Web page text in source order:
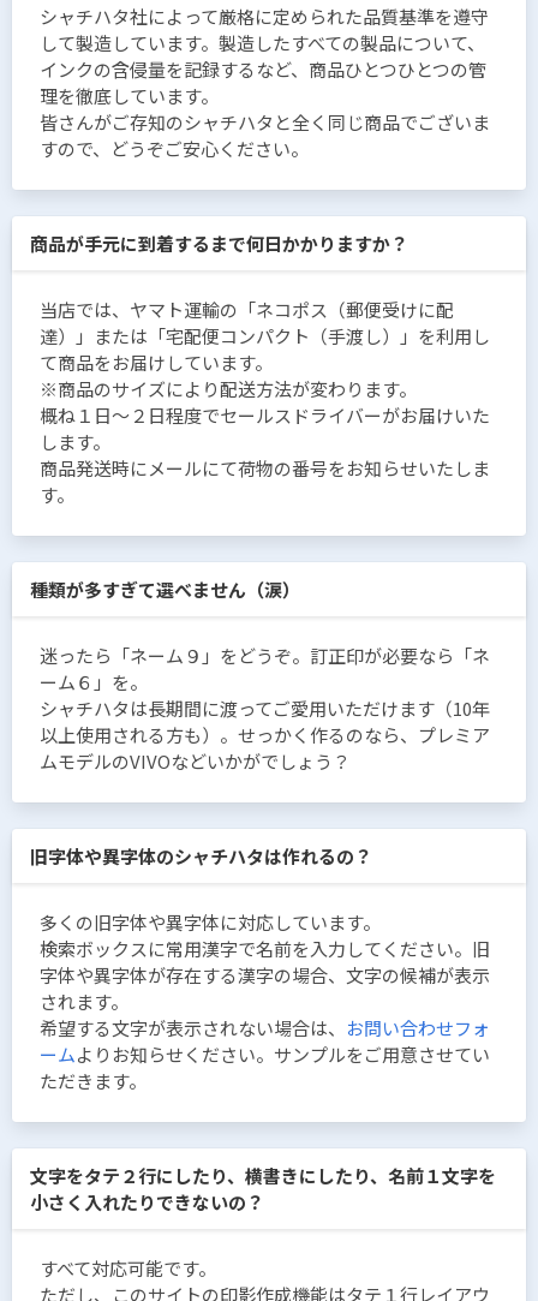
シャチハタ社によって厳格に定められた品質基準を遵守
して製造しています。製造したすべての製品について、
インクの含侵量を記録するなど、商品ひとつひとつの管
理を徹底しています。
皆さんがご存知のシャチハタと全く同じ商品でございま
すので、どうぞご安心ください。
商品が手元に到着するまで何日かかりますか？
当店では、ヤマト運輸の「ネコポス（郵便受けに配
達）」または「宅配便コンパクト（手渡し）」を利用し
て商品をお届けしています。
※商品のサイズにより配送方法が変わります。
概ね１日〜２日程度でセールスドライバーがお届けいた
します。
商品発送時にメールにて荷物の番号をお知らせいたしま
す。
種類が多すぎて選べません（涙）
迷ったら「ネーム９」をどうぞ。訂正印が必要なら「ネ
ーム６」を。
シャチハタは長期間に渡ってご愛用いただけます（10年
以上使用される方も）。せっかく作るのなら、プレミア
ムモデルのVIVOなどいかがでしょう？
旧字体や異字体のシャチハタは作れるの？
多くの旧字体や異字体に対応しています。
検索ボックスに常用漢字で名前を入力してください。旧
字体や異字体が存在する漢字の場合、文字の候補が表示
されます。
希望する文字が表示されない場合は、 お問い合わせフォ
ームよりお知らせください。サンプルをご用意させてい
ただきます。
文字をタテ２行にしたり、横書きにしたり、名前１文字を
小さく入れたりできないの？
すべて対応可能です。
ただし、このサイトの印影作成機能はタテ１行レイアウ